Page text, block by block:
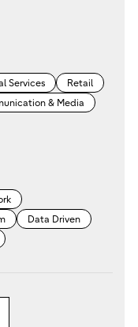
Services
Retail
& Media
Data Driven